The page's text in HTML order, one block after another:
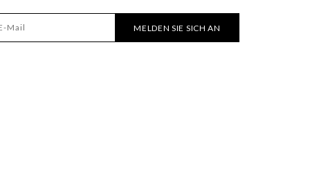
MELDEN SIE SICH AN